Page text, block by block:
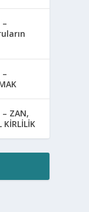
ZAN,
KİRLİLİK